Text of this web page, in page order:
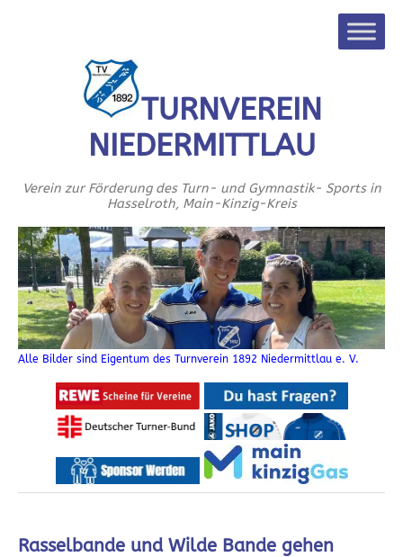
TURNVEREIN
NIEDERMITTLAU
Verein zur Förderung des Turn- und Gymnastik- Sports in
Hasselroth, Main-Kinzig-Kreis
Alle Bilder sind Eigentum des Turnverein 1892 Niedermittlau e. V.
Rasselbande und Wilde Bande gehen